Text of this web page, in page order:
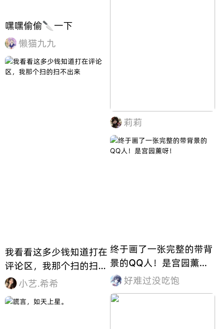
嘿嘿偷偷🔪一下
懒猫九九
我看看这多少钱知道打在
评论区，我那个扫的扫不
出来小艺.希希
莉莉
终于画了一张完整的带背
景的QQ人！是宫园薰
呀！好难过没吃饱